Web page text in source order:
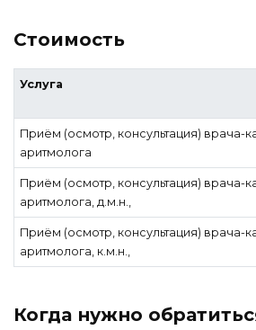
Стоимость
Услуга
Приём (осмотр, консультация) врача-
аритмолога
Приём (осмотр, консультация) врача-
аритмолога, д.м.н.,
Приём (осмотр, консультация) врача-
аритмолога, к.м.н.,
Когда нужно